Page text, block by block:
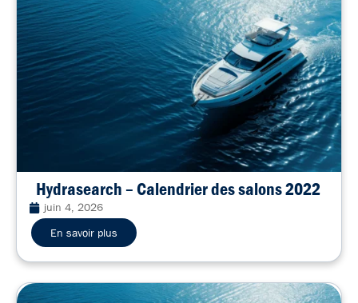
Hydrasearch – Calendrier des salons 2022
juin 4, 2026
En savoir plus